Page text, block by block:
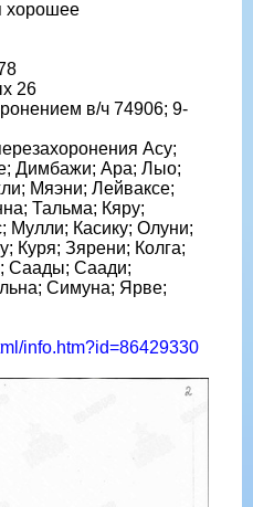
хорошее
26
в/ч 74906; 9-
Асу;
Димбажи; Ара; Лыо;
Мяэни; Лейваксе;
Тальма; Кяру;
Мулли; Касику; Олуни;
Куря; Зярени; Колга;
Саады; Саади;
Симуна; Ярве;
info.htm?id=86429330